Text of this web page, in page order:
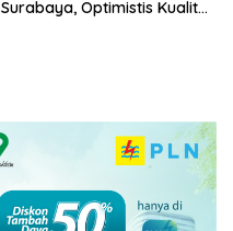
Surabaya, Optimistis Kualitas